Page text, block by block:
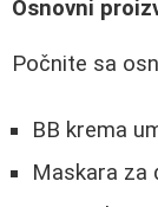
Osnovni
Počnite sa
BB krema
Maskara za